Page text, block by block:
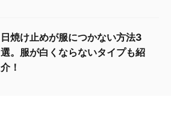
日焼け止めが服につかない方法3
選。服が白くならないタイプも紹
介！